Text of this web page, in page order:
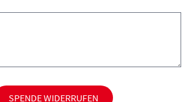
SPENDE WIDERRUFEN